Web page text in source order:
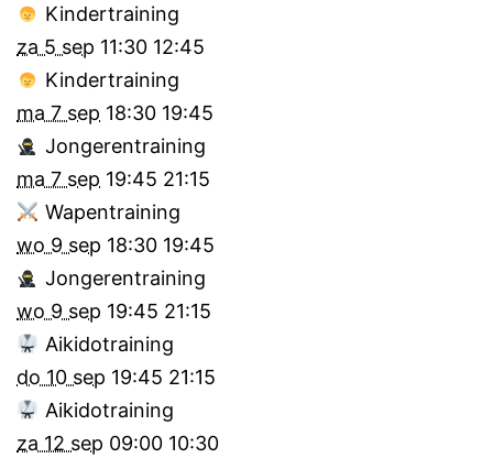
Kindertraining
za 5 sep 11:30 12:45
Kindertraining
ma 7 sep 18:30 19:45
Jongerentraining
ma 7 sep 19:45 21:15
Wapentraining
wo 9 sep 18:30 19:45
Jongerentraining
wo 9 sep 19:45 21:15
Aikidotraining
do 10 sep 19:45 21:15
Aikidotraining
za 12 sep 09:00 10:30